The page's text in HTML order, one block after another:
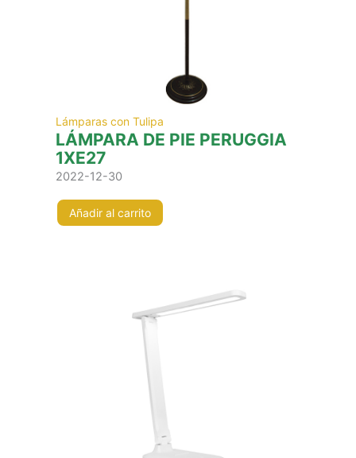
Lámparas con Tulipa
LÁMPARA DE PIE PERUGGIA
1XE27
2022-12-30
Añadir al carrito